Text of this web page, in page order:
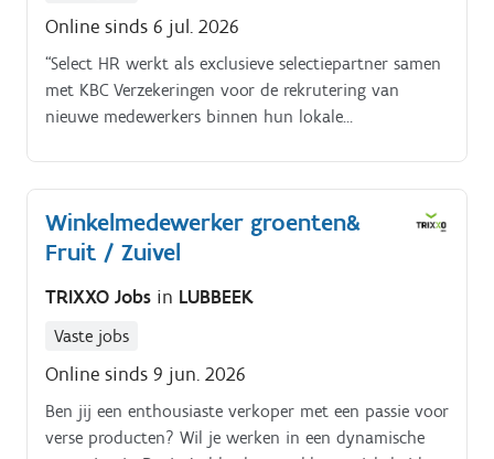
Online sinds 6 jul. 2026
“Select HR werkt als exclusieve selectiepartner samen
met KBC Verzekeringen voor de rekrutering van
nieuwe medewerkers binnen hun lokale
kandidaten en publiceren wij deze vacatures in naam
van KBC Verzekeringen.”.
Winkelmedewerker groenten&
Fruit / Zuivel
TRIXXO Jobs in LUBBEEK
Vaste jobs
Online sinds 9 jun. 2026
Ben jij een enthousiaste verkoper met een passie voor
verse producten? Wil je werken in een dynamische